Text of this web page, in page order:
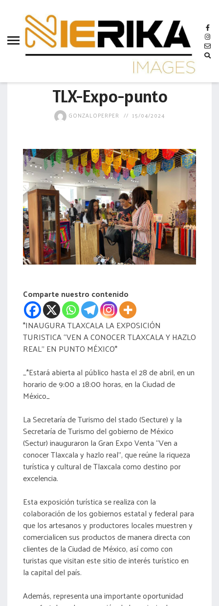
TLX-Expo-punto
GONZALOPERPER 15/04/2024
Comparte nuestro contenido
*INAUGURA TLAXCALA LA EXPOSICIÓN
TURISTICA “VEN A CONOCER TLAXCALA Y HAZLO
REAL” EN PUNTO MÉXICO*
_*Estará abierta al público hasta el 28 de abril, en un
horario de 9:00 a 18:00 horas, en la Ciudad de
México_
La Secretaría de Turismo del stado (Secture) y la
Secretaría de Turismo del gobierno de México
(Sectur) inauguraron la Gran Expo Venta “Ven a
conocer Tlaxcala y hazlo real”, que reúne la riqueza
turística y cultural de Tlaxcala como destino por
excelencia.
Esta exposición turística se realiza con la
colaboración de los gobiernos estatal y federal para
que los artesanos y productores locales muestren y
comercialicen sus productos de manera directa con
clientes de la Ciudad de México, así como con
turistas que visitan este sitio de interés turístico en
la capital del país.
Además, representa una importante oportunidad
aamtlax
abanderamiento
acciones
acervo
aclaración
acreditación